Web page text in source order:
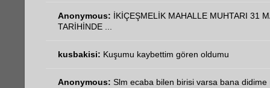
Anonymous: İKİÇEŞMELİK MAHALLE MUHTARI 31
TARİHİNDE ...
kusbakisi: Kuşumu kaybettim gören oldumu
Anonymous: Slm ecaba bilen birisi varsa bana didime